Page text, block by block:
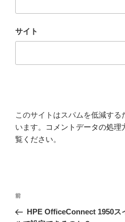
サイト
このサイトはスパムを低減する
います。
コメントデータの処
覧ください。
投
ナ
前
の
前
HPE OfficeConnect 1950ス